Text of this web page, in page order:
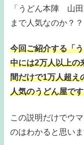
「うどん本陣 山
まで人気なのか？？
今回ご紹介する「
中には2万人以上の
間だけで1万人超え
人気のうどん屋で
この説明だけでウ
のはわかると思いま